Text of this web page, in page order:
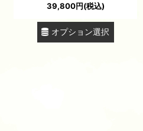
39,800円(税込)
オプション選択